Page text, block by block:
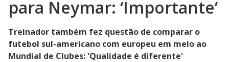
para Neymar: ‘Importante’
Treinador também fez questão de comparar o
futebol sul-americano com europeu em meio ao
Mundial de Clubes: 'Qualidade é diferente'